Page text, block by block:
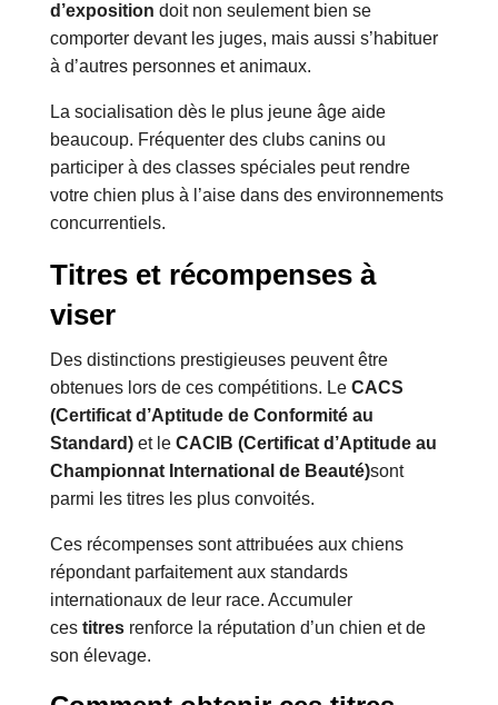
d’exposition doit non seulement bien se
comporter devant les juges, mais aussi s’habituer
à d’autres personnes et animaux.
La socialisation dès le plus jeune âge aide
beaucoup. Fréquenter des clubs canins ou
participer à des classes spéciales peut rendre
votre chien plus à l’aise dans des environnements
concurrentiels.
Titres et récompenses à
viser
Des distinctions prestigieuses peuvent être
obtenues lors de ces compétitions. Le CACS
(Certificat d’Aptitude de Conformité au
Standard)et le CACIB (Certificat d’Aptitude au
Championnat International de Beauté)sont
parmi les titres les plus convoités.
Ces récompenses sont attribuées aux chiens
répondant parfaitement aux standards
internationaux de leur race. Accumuler
ces titresrenforce la réputation d’un chien et de
son élevage.